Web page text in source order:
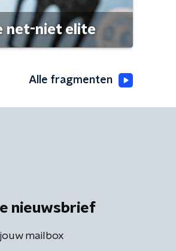
net-niet elite
Alle fragmenten
nieuwsbrief
mailbox